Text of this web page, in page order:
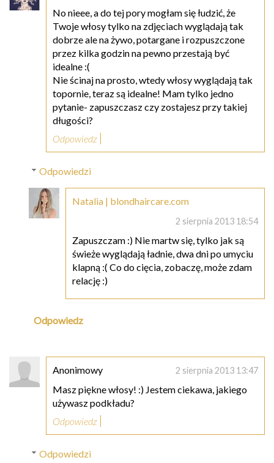
No nieee, a do tej pory mogłam się łudzić, że
Twoje włosy tylko na zdjęciach wyglądają tak
dobrze ale na żywo, potargane i rozpuszczone
przez kilka godzin na pewno przestają być
idealne :(
Nie ścinaj na prosto, wtedy włosy wyglądają tak
topornie, teraz są idealne! Mam tylko jedno
pytanie- zapuszczasz czy zostajesz przy takiej
długości?
Odpowiedz
Odpowiedzi
Natalia | blondhaircare.com
2 sierpnia 2013 18:54
Zapuszczam :) Nie martw się, tylko jak są
świeże wyglądają ładnie, dwa dni po umyciu
klapną :( Co do cięcia, zobaczę, może zdam
relację :)
Odpowiedz
Anonimowy 2 sierpnia 2013 13:47
Masz piękne włosy! :) Jestem ciekawa, jakiego
używasz podkładu?
Odpowiedz
Odpowiedzi